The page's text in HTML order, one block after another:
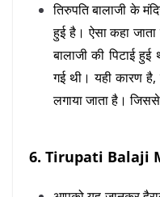
तिरुपति बालाजी के
हुई है। ऐसा कहा
बालाजी की पिटाई
गई थी। यही कारण
लगाया जाता है।
6. Tirupati Balaji